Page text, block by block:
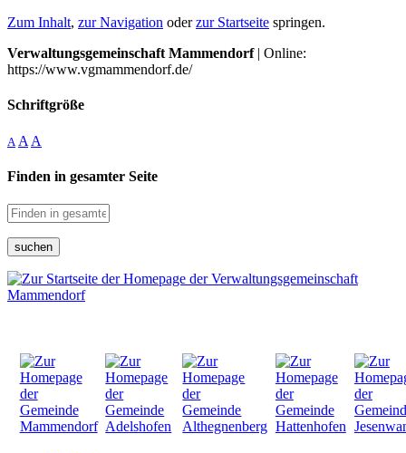
Zum Inhalt, zur Navigation oderzur Startseite springen.
Verwaltungsgemeinschaft Mammendorf| Online:
https://www.vgmammendorf.de/
Schriftgröße
A A A
Finden in gesamter Seite
suchen